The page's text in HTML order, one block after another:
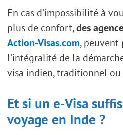
En cas d’impossibilité à
plus de confort,des
Action-Visas.com, peuvent
l’intégralité de la
visa indien, traditionnel
Et si un e-Visa
voyage en Inde ?